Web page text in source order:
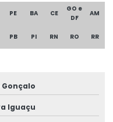
De Talhas
brasil
de ponte rolante
PE BA CE
GO e
DF
AM
PB PI RN RO RR
Gonçalo
Iguaçu